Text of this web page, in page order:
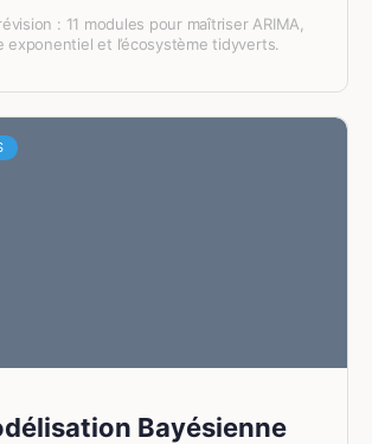
: 11 modules pour maîtriser ARIMA,
exponentiel et l’écosystème tidyverts.
Bayésienne